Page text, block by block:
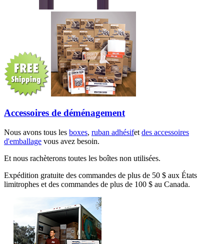
Accessoires de déménagement
Nous avons tous les boxes, ruban adhésifet des accessoires
d'emballage vous avez besoin.
Et nous rachèterons toutes les boîtes non utilisées.
Expédition gratuite des commandes de plus de 50 $ aux États
limitrophes et des commandes de plus de 100 $ au Canada.